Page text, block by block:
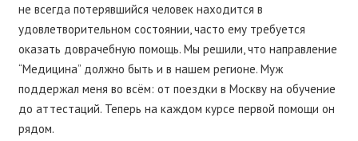
не всегда потерявшийся человек находится в
удовлетворительном состоянии, часто ему требуется
оказать доврачебную помощь. Мы решили, что направление
“Медицина” должно быть и в нашем регионе. Муж
поддержал меня во всём: от поездки в Москву на обучение
до аттестаций. Теперь на каждом курсе первой помощи он
рядом.